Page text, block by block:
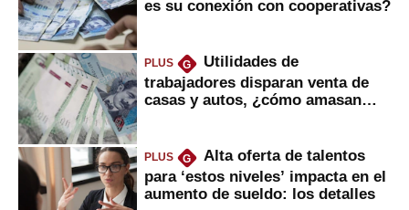
es su conexión con cooperativas?
PLUS G
Utilidades de
trabajadores disparan venta de
casas y autos, ¿cómo amasan
PLUS G
Alta oferta de talentos
para ‘estos niveles’ impacta en el
aumento de sueldo: los detalles